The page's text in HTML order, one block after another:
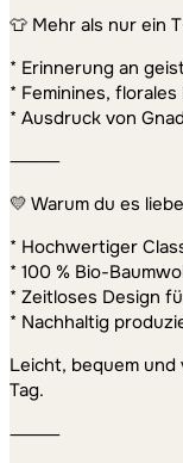
👕 Mehr als nur ein
* Erinnerung an
* Feminines,
* Ausdruck von
⸻
💛 Warum du es
* Hochwertiger
* 100 % Bio-
* Zeitloses Design
* Nachhaltig
Leicht, bequem
Tag.
⸻